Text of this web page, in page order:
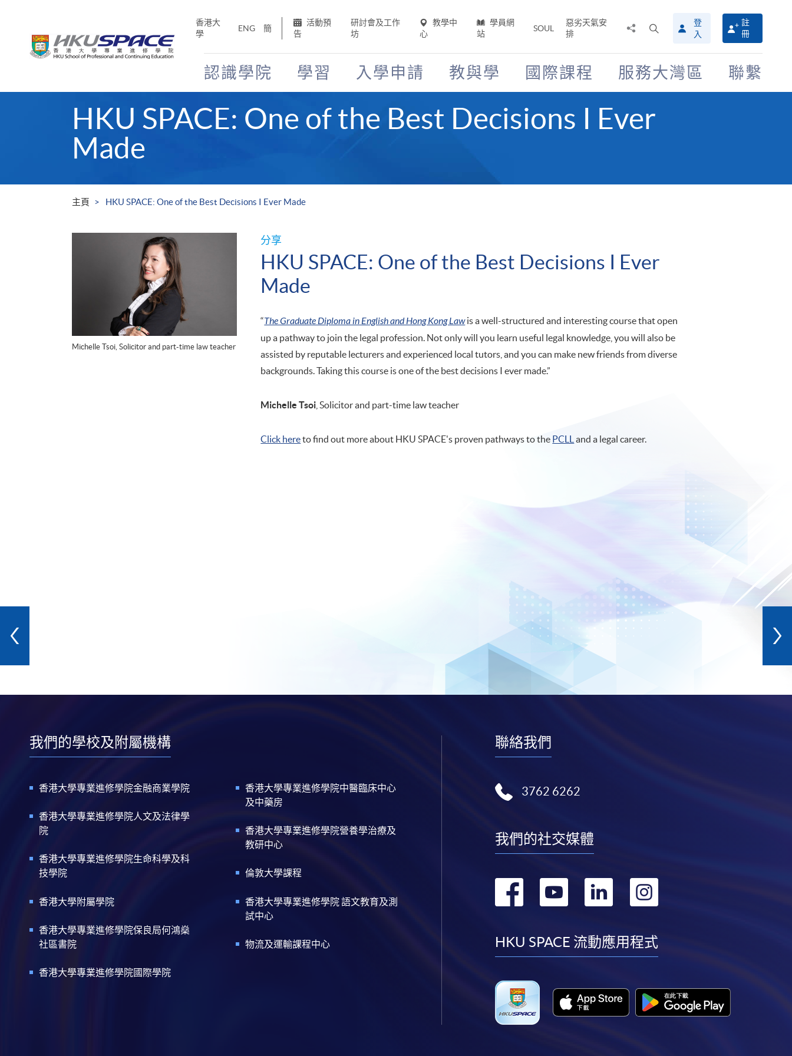
香港大
學
ENG 簡
活動預
告
研討會及工作
坊
教學中
心
學員網
站
SOUL
惡劣天氣安
排
搜
尋
介
面
登
入
註
冊
認識學院 學習 入學申請 教與學 國際課程 服務大灣區 聯繫
HKU SPACE: One of the Best Decisions I Ever
Made
主頁 HKU SPACE: One of the Best Decisions I Ever Made
分享
HKU SPACE: One of the Best Decisions I Ever
Made
“The Graduate Diploma in English and Hong Kong Lawis a well-structured and interesting course that open
up a pathway to join the legal profession. Not only will you learn useful legal knowledge, you will also be
assisted by reputable lecturers and experienced local tutors, and you can make new friends from diverse
backgrounds. Taking this course is one of the best decisions I ever made.”
Michelle Tsoi , Solicitor and part-time law teacher
Click hereto find out more about HKU SPACE's proven pathways to the PCLL and a legal career.
Michelle Tsoi, Solicitor and part-time law teacher
我們的學校及附屬機構
香港大學專業進修學院金融商業學院
香港大學專業進修學院人文及法律學
院
香港大學專業進修學院生命科學及科
技學院
香港大學附屬學院
香港大學專業進修學院保良局何鴻燊
社區書院
香港大學專業進修學院國際學院
香港大學專業進修學院中醫臨床中心
及中藥房
香港大學專業進修學院營養學治療及
教研中心
倫敦大學課程
香港大學專業進修學院 語文教育及測
試中心
物流及運輸課程中心
聯絡我們
3762 6262
我們的社交媒體
轉
facebook
轉
youtube
轉
linkedin
轉
instagram
HKU SPACE 流動應用程式